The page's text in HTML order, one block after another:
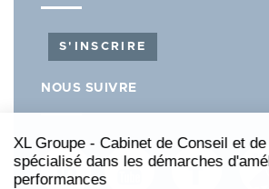
XL Groupe - Cabinet de Conseil et
spécialisé dans les démarches
performances
S'INSCRIRE
NOUS SUIVRE